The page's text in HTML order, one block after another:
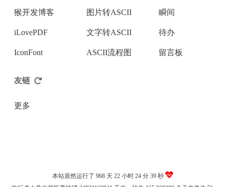
猴开发博客
iLovePDF
IconFont
图片转ASCII
文字转ASCII
ASCII流程图
瞬间
待办
留言板
友链
更多
本站居然运行了 968 天 22 小时 24 分 39 秒